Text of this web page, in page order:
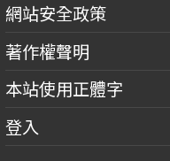
網站安全政策
著作權聲明
本站使用正體字
登入